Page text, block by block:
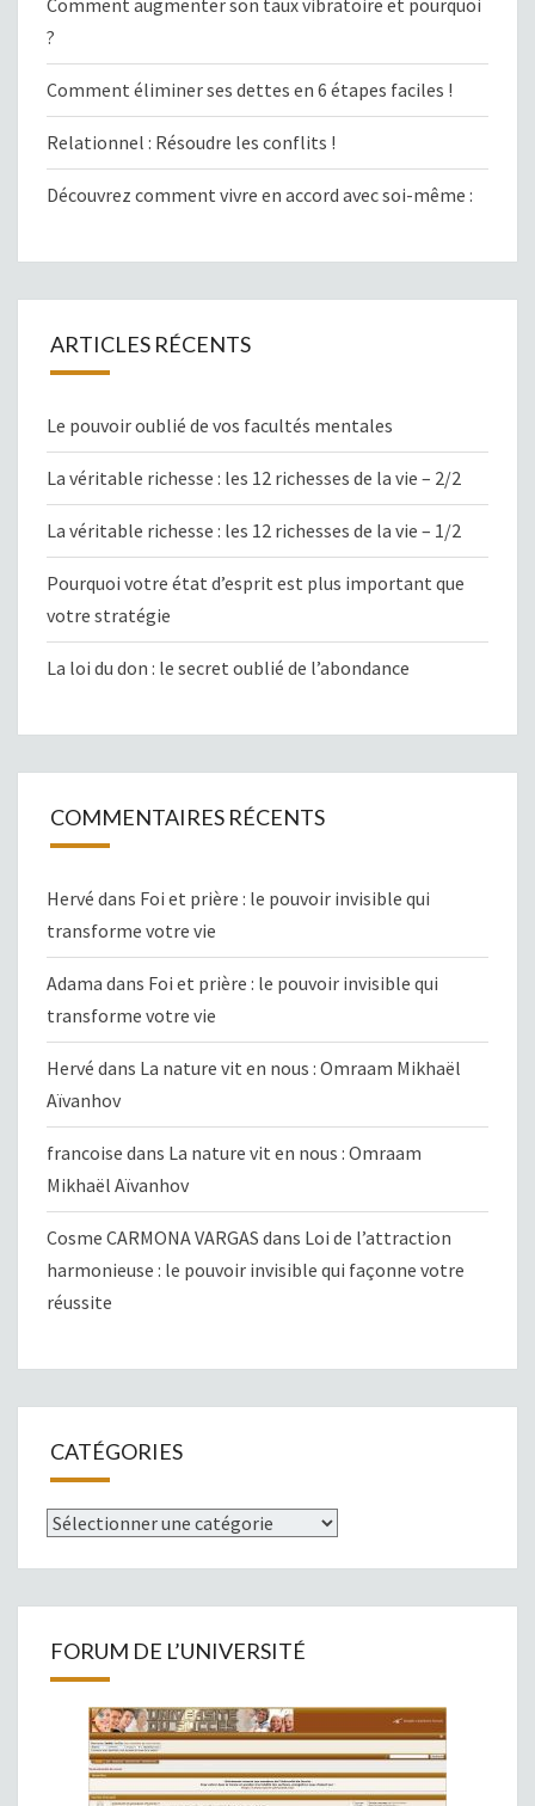
Comment augmenter son taux vibratoire et pourquoi
?
Comment éliminer ses dettes en 6 étapes faciles !
Relationnel : Résoudre les conflits !
Découvrez comment vivre en accord avec soi-même :
ARTICLES RÉCENTS
Le pouvoir oublié de vos facultés mentales
La véritable richesse : les 12 richesses de la vie – 2/2
La véritable richesse : les 12 richesses de la vie – 1/2
Pourquoi votre état d’esprit est plus important que
votre stratégie
La loi du don : le secret oublié de l’abondance
COMMENTAIRES RÉCENTS
Hervé dans Foi et prière : le pouvoir invisible qui
transforme votre vie
Adama dans Foi et prière : le pouvoir invisible qui
transforme votre vie
Hervé dans La nature vit en nous : Omraam Mikhaël
Aïvanhov
francoise dans La nature vit en nous : Omraam
Mikhaël Aïvanhov
Cosme CARMONA VARGAS dans Loi de l’attraction
harmonieuse : le pouvoir invisible qui façonne votre
réussite
CATÉGORIES
Catégories
FORUM DE L’UNIVERSITÉ